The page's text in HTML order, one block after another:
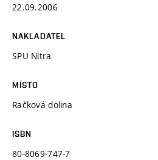
22.09.2006
NAKLADATEL
SPU Nitra
MÍSTO
Račková dolina
ISBN
80-8069-747-7